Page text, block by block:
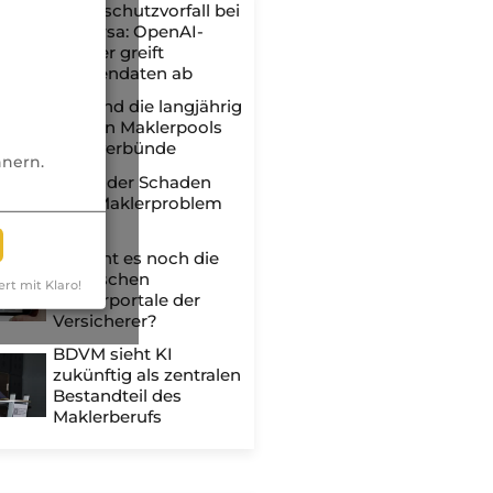
Datenschutzvorfall bei
uniVersa: OpenAI-
Crawler greift
Kundendaten ab
Das sind die langjährig
fairsten Maklerpools
und -verbünde
Wenn der Schaden
zum Maklerproblem
Braucht es noch die
klassischen
Maklerportale der
Versicherer?
BDVM sieht KI
zukünftig als zentralen
Bestandteil des
Maklerberufs
mit Klaro!